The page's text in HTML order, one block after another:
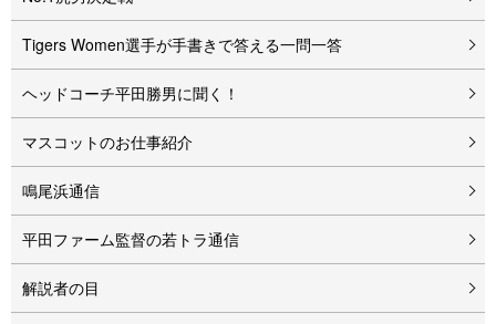
Tigers Women選手が手書きで答える一問一答
ヘッドコーチ平田勝男に聞く！
マスコットのお仕事紹介
鳴尾浜通信
平田ファーム監督の若トラ通信
解説者の目